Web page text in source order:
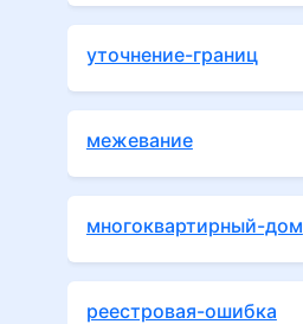
уточнение-границ
межевание
многоквартирный-дом
реестровая-ошибка